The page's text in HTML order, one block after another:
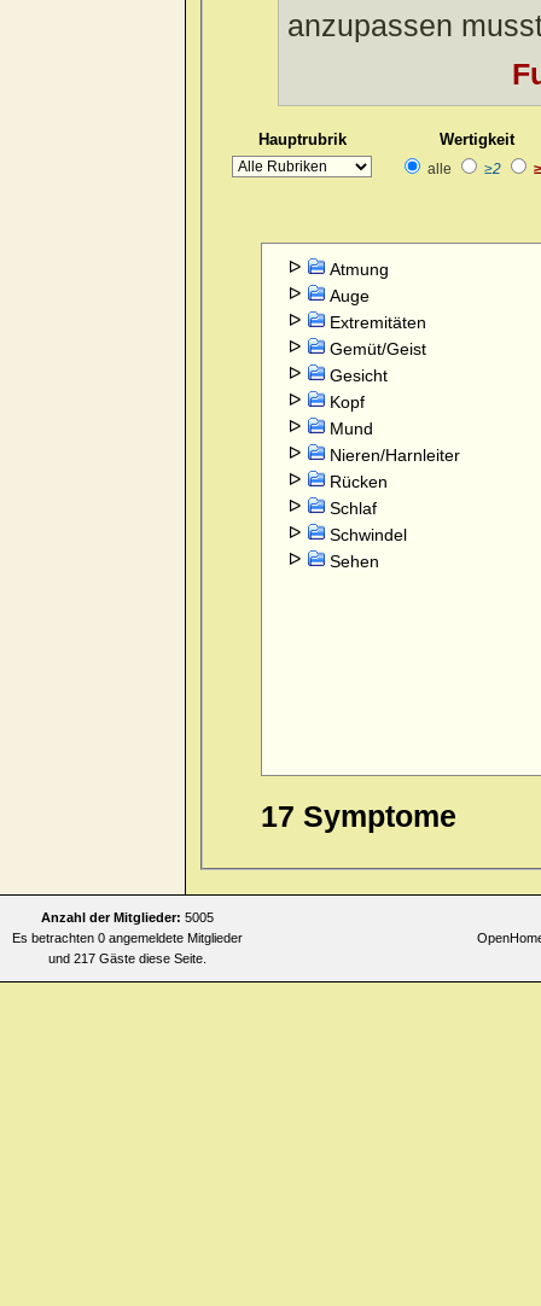
anzupassen
Hauptrubrik Wertigkeit
alle ≥2
Atmung
Auge
Extremitäten
Gemüt/Geist
Gesicht
Kopf
Mund
Nieren/Harnleiter
Rücken
Schlaf
Schwindel
Sehen
17 Symptome
Anzahl der Mitglieder: 5005
Es betrachten 0 angemeldete Mitglieder
und 217 Gäste diese Seite.